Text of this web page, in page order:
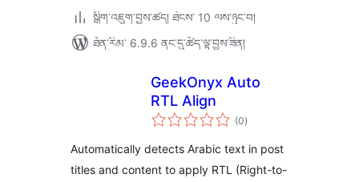
སྒྲིག་འཇུག་བྱས་ཚད། ཐེངས་ 10 ལས་ཉུང་བ།
ཐོན་རིམ་ 6.9.6 ནང་དུ་ཚོད་ལྟ་བྱས་ཟིན།
GeekOnyx Auto
RTL Align
(0གདེང་
འཇོག་
ཚང་།
)
Automatically detects Arabic text in post
titles and content to apply RTL (Right-to-